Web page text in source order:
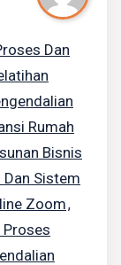
Dan
Rumah
Bisnis
Sistem
Zoom,
Proses